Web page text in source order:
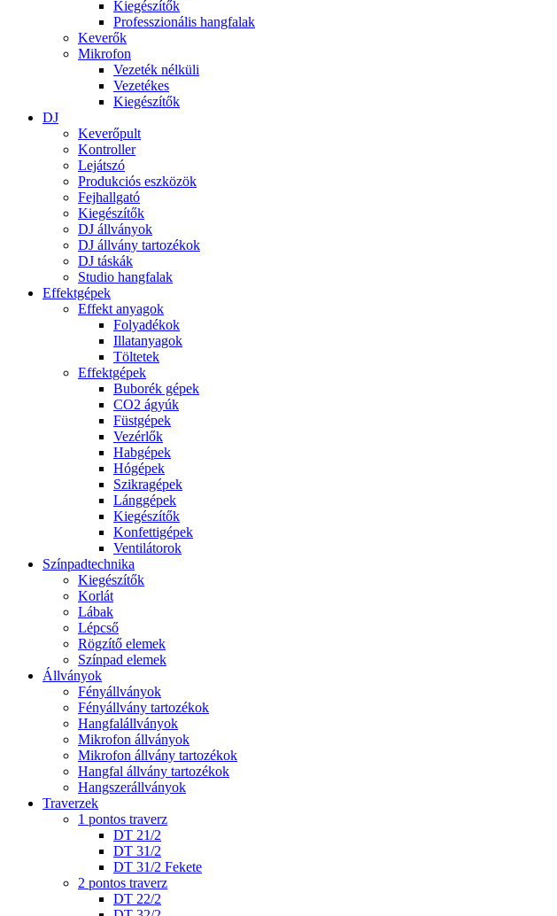
Kiegészítők
Professzionális hangfalak
Keverők
Mikrofon
Vezeték nélküli
Vezetékes
Kiegészítők
DJ
Keverőpult
Kontroller
Lejátszó
Produkciós eszközök
Fejhallgató
Kiegészítők
DJ állványok
DJ állvány tartozékok
DJ táskák
Studio hangfalak
Effektgépek
Effekt anyagok
Folyadékok
Illatanyagok
Töltetek
Effektgépek
Buborék gépek
CO2 ágyúk
Füstgépek
Vezérlők
Habgépek
Hógépek
Szikragépek
Lánggépek
Kiegészítők
Konfettigépek
Ventilátorok
Színpadtechnika
Kiegészítők
Korlát
Lábak
Lépcső
Rögzítő elemek
Színpad elemek
Állványok
Fényállványok
Fényállvány tartozékok
Hangfalállványok
Mikrofon állványok
Mikrofon állvány tartozékok
Hangfal állvány tartozékok
Hangszerállványok
Traverzek
1 pontos traverz
DT 21/2
DT 31/2
DT 31/2 Fekete
2 pontos traverz
DT 22/2